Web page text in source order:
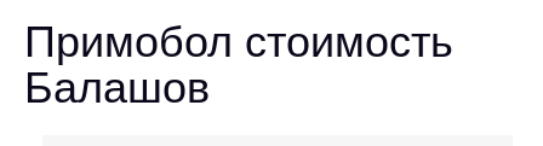
Примобол стоимость
Балашов